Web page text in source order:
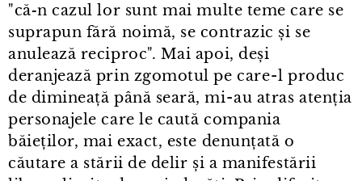
"că‑n cazul lor sunt mai multe teme care se
suprapun fără noimă, se contrazic și se
anulează reciproc". Mai apoi, deși
deranjează prin zgomotul pe care⁠-⁠l produc
de dimineață până seară, mi⁠-⁠au atras atenția
personajele care le caută compania
băieților, mai exact, este denunțată o
căutare a stării de delir și a manifestării